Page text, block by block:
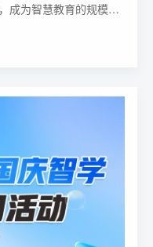
成为智慧教育的规模化